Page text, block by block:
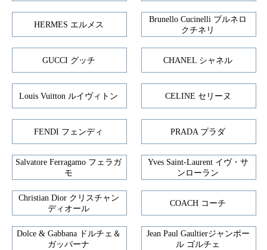
HERMES エルメス
Brunello Cucinelli ブルネロ
クチネリ
GUCCI グッチ CHANEL シャネル
Louis Vuitton ルイヴィトン CELINE セリーヌ
FENDI フェンディ PRADA プラダ
Salvatore Ferragamo フェラガ
モ
Yves Saint-Laurent イヴ・サ
ンローラン
Christian Dior クリスチャン
ディオール
COACH コーチ
Dolce & Gabbana ドルチェ＆
ガッパーナ
Jean Paul Gaultierジャンポー
ル ゴルチェ